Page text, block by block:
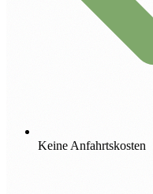
Keine Anfahrtskosten